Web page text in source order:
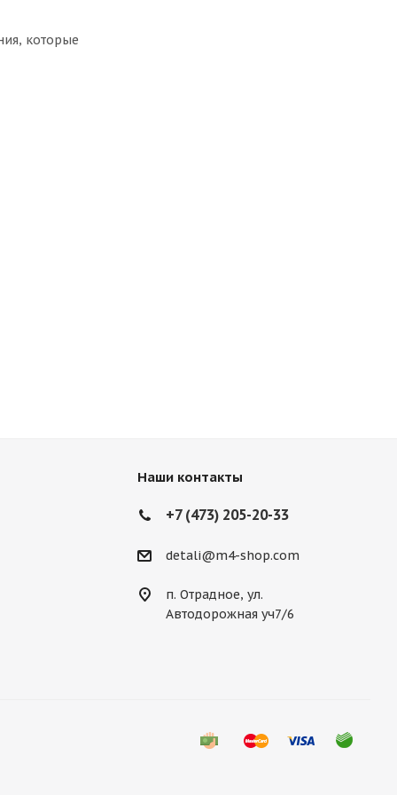
которые
Наши контакты
+7 (473) 205-20-33
detali@m4-shop.com
п. Отрадное, ул.
Автодорожная уч7/6